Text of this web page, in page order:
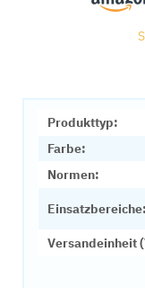
Produkttyp:
Farbe:
Normen:
Einsatzbereiche:
Versandeinheit